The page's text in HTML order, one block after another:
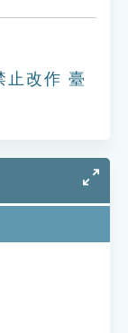
止改作 臺